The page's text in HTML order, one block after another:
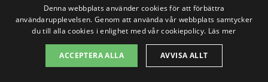
Mariefred
Gnesta
Denna webbplats använder cookies för att förbättra
användarupplevelsen. Genom att använda vår webbplats samtycker
du till alla cookies i enlighet med vår cookiepolicy. Läs mer
ACCEPTERA ALLA AVVISA ALLT